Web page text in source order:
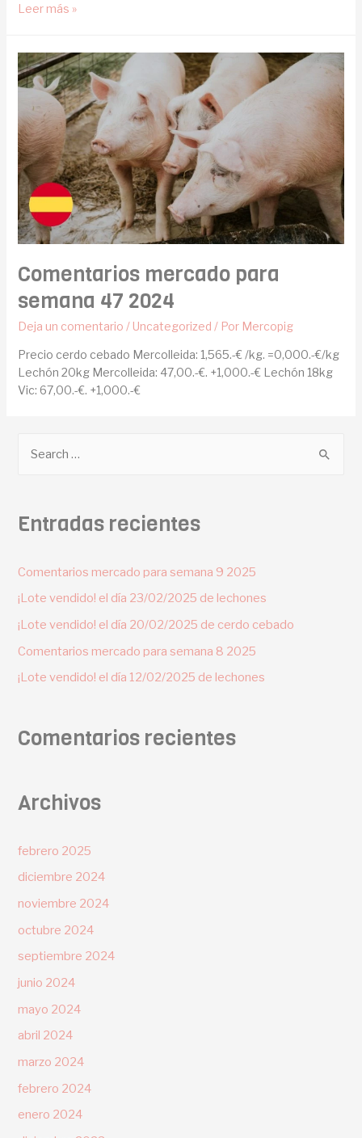
Leer más »
Comentarios mercado para
semana 47 2024
Deja un comentario / Uncategorized / Por Mercopig
Precio cerdo cebado Mercolleida: 1,565.-€ /kg. =0,000.-€/kg
Lechón 20kg Mercolleida: 47,00.-€. +1,000.-€ Lechón 18kg
Vic: 67,00.-€. +1,000.-€
Entradas recientes
Comentarios mercado para semana 9 2025
¡Lote vendido! el día 23/02/2025 de lechones
¡Lote vendido! el día 20/02/2025 de cerdo cebado
Comentarios mercado para semana 8 2025
¡Lote vendido! el día 12/02/2025 de lechones
Comentarios recientes
Archivos
febrero 2025
diciembre 2024
noviembre 2024
octubre 2024
septiembre 2024
junio 2024
mayo 2024
abril 2024
marzo 2024
febrero 2024
enero 2024